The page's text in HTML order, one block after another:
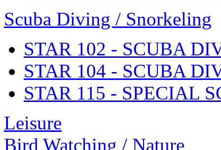
Scuba Diving / Snorkeling
STAR 102 - SCUBA
STAR 104 - SCUBA
STAR 115 - SPECIAL
Leisure
Bird Watching / Nature